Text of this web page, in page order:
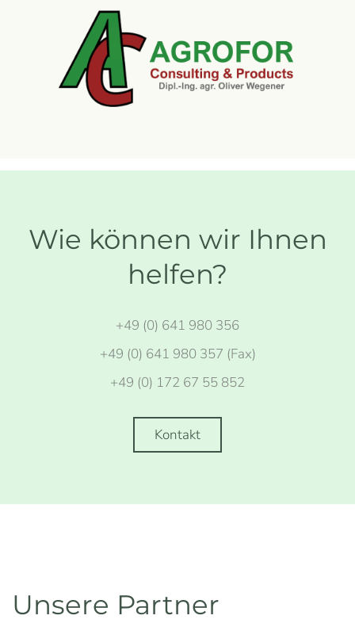
Wie können wir Ihnen
helfen?
+49 (0) 641 980 356
+49 (0) 641 980 357 (Fax)
+49 (0) 172 67 55 852
Kontakt
Unsere Partner